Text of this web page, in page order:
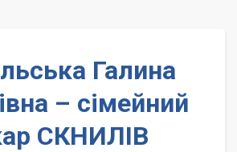
Галина
– сімейний
СКНИЛІВ